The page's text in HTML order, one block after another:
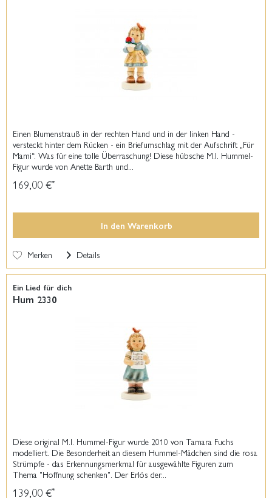
Einen Blumenstrauß in der rechten Hand und in der linken Hand -
versteckt hinter dem Rücken - ein Briefumschlag mit der Aufschrift „Für
Mami“. Was für eine tolle Überraschung! Diese hübsche M.I. Hummel-
Figur wurde von Anette Barth und...
169,00 €*
In den Warenkorb
Merken Details
Ein Lied für dich
Hum 2330
Diese original M.I. Hummel-Figur wurde 2010 von Tamara Fuchs
modelliert. Die Besonderheit an diesem Hummel-Mädchen sind die rosa
Strümpfe - das Erkennungsmerkmal für ausgewählte Figuren zum
Thema "Hoffnung schenken". Der Erlös der...
139,00 €*